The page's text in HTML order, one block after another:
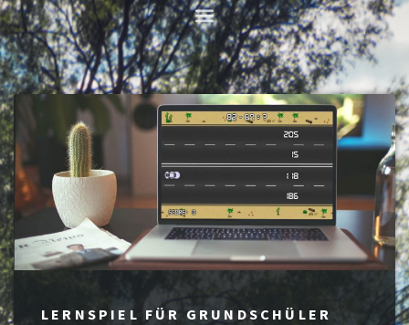
LERNSPIEL FÜR GRUNDSCHÜLER